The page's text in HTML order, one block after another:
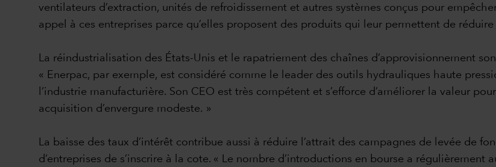
ventilateurs d’extraction, unités de refroidissement et autres systèmes conçus pour
appel à ces entreprises parce qu’elles proposent des produits qui leur permettent de
La réindustrialisation des États-Unis et le rapatriement des chaînes d’approvisionnement
« Enerpac, par exemple, est considéré comme le leader des outils hydrauliques haute
l’industrie manufacturière. Son CEO est très compétent et s’efforce d’améliorer la valeur
acquisition d’envergure modeste. »
La baisse des taux d’intérêt contribue aussi à réduire l’attrait des campagnes de levée de
d’entreprises de s’inscrire à la cote. « Le nombre d’introductions en bourse a régulièrement